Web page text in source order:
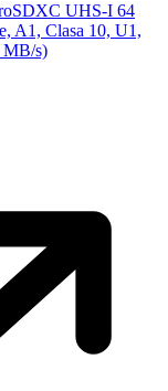
UHS-I 64
A1, Clasa 10, U1,
MB/s)